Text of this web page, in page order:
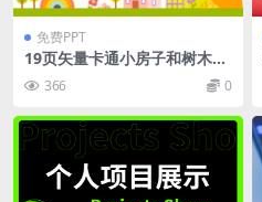
免费PPT
19页矢量卡通小房子和树木背
景儿童教育PPT模板下载
366 0